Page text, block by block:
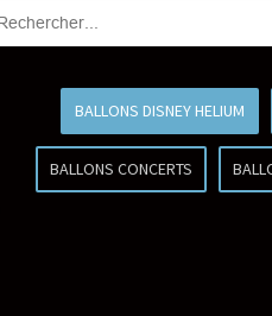
BALLONS DISNEY HELIUM
BALLONS CONCERTS